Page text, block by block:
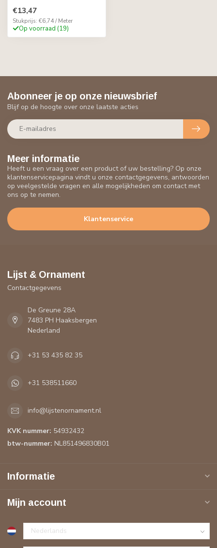
€13,47
Stukprijs: €6,74 / Meter
Op voorraad (19)
Meer informatie
Heeft u een vraag over een product of uw bestelling? Op onze
klantenservicepagina vindt u onze contactgegevens, antwoorden
op veelgestelde vragen en alle mogelijkheden om contact met
ons op te nemen.
Klantenservice
Abonneer je op onze nieuwsbrief
Blijf op de hoogte over onze laatste acties
Lijst & Ornament
Contactgegevens
De Greune 28A
7483 PH Haaksbergen
Nederland
+31 53 435 82 35
+31 538511660
info@lijstenornament.nl
KVK nummer: 54932432
btw-nummer: NL851496830B01
Informatie
Mijn account